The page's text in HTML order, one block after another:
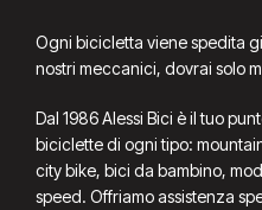
Ogni bicicletta viene spedita
nostri meccanici, dovrai solo
Dal 1986 Alessi Bici è il tuo
biciclette di ogni tipo:
city bike, bici da bambino,
speed. Offriamo assistenza